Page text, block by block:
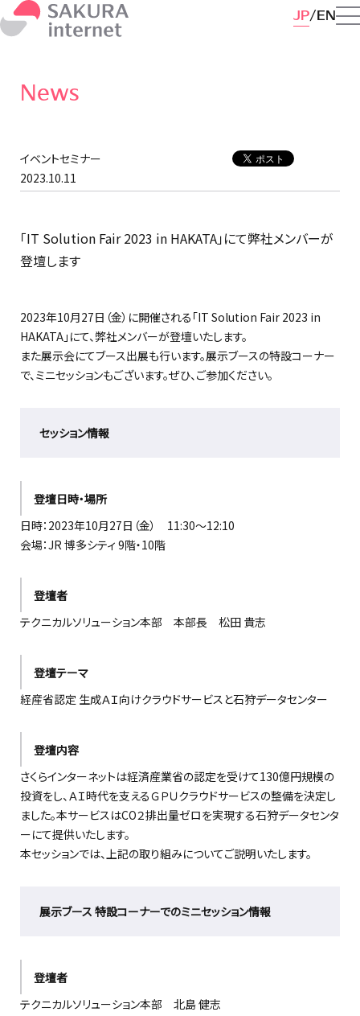
JP EN
News
イベントセミナー
2023.10.11
「IT Solution Fair 2023 in HAKATA」にて弊社メンバーが
登壇します
2023年10月27日（金）に開催される「IT Solution Fair 2023 in
HAKATA」にて、弊社メンバーが登壇いたします。
また展示会にてブース出展も行います。展示ブースの特設コーナー
で、ミニセッションもございます。ぜひ、ご参加ください。
セッション情報
登壇日時・場所
日時：2023年10月27日（金） 11:30～12:10
会場：JR 博多シティ 9階・10階
登壇者
テクニカルソリューション本部 本部長 松田 貴志
登壇テーマ
経産省認定 生成ＡＩ向けクラウドサービスと石狩データセンター
登壇内容
さくらインターネットは経済産業省の認定を受けて130億円規模の
投資をし、ＡＩ時代を支えるＧＰＵクラウドサービスの整備を決定し
ました。本サービスはCO２排出量ゼロを実現する石狩データセンタ
ーにて提供いたします。
本セッションでは、上記の取り組みについてご説明いたします。
展示ブース 特設コーナーでのミニセッション情報
登壇者
テクニカルソリューション本部 北島 健志